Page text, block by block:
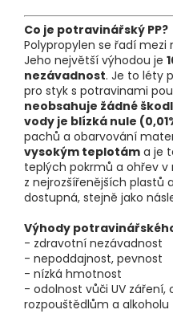
Co je potravinářský PP?
Polypropylen se řadí mezi
Jeho největší výhodou je
nezávadnost. Je to léty
pro styk s potravinami
neobsahuje žádné
vody je blízká nule
pachů a obarvování
vysokým teplotám a je
teplých pokrmů a ohřev v
z nejrozšířenějších plastů
dostupná, stejně jako
Výhody
- zdravotní nezávadnost
- nepoddajnost, pevnost
- nízká hmotnost
- odolnost vůči UV záření,
rozpouštědlům a alkoholu